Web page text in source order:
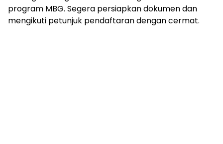
program MBG. Segera persiapkan dokumen dan
mengikuti petunjuk pendaftaran dengan cermat.